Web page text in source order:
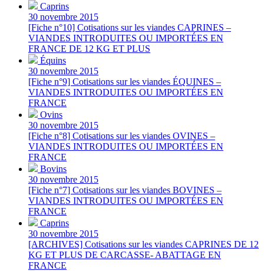
Caprins
30 novembre 2015
[Fiche n°10] Cotisations sur les viandes CAPRINES –
VIANDES INTRODUITES OU IMPORTÉES EN
FRANCE DE 12 KG ET PLUS
Équins
30 novembre 2015
[Fiche n°9] Cotisations sur les viandes ÉQUINES –
VIANDES INTRODUITES OU IMPORTÉES EN
FRANCE
Ovins
30 novembre 2015
[Fiche n°8] Cotisations sur les viandes OVINES –
VIANDES INTRODUITES OU IMPORTÉES EN
FRANCE
Bovins
30 novembre 2015
[Fiche n°7] Cotisations sur les viandes BOVINES –
VIANDES INTRODUITES OU IMPORTÉES EN
FRANCE
Caprins
30 novembre 2015
[ARCHIVES] Cotisations sur les viandes CAPRINES DE 12
KG ET PLUS DE CARCASSE- ABATTAGE EN
FRANCE